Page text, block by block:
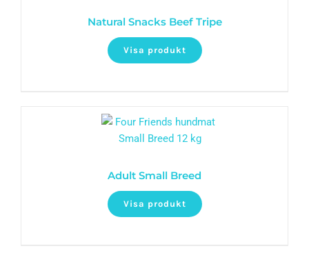
Natural Snacks Beef Tripe
Visa produkt
Adult Small Breed
Visa produkt